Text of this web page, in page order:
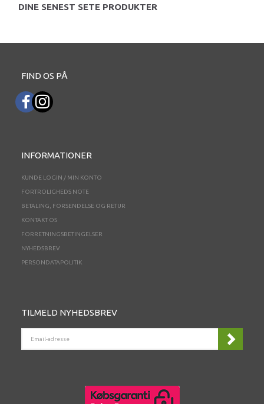
DINE SENEST SETE PRODUKTER
FIND OS PÅ
INFORMATIONER
KUNDE LOGIN / MIN KONTO
FORTROLIGHEDS NOTE
BETALING, FORSENDELSE OG RETUR
KONTAKT OS
FORRETNINGSBETINGELSER
NYHEDSBREV
PERSONDATAPOLITIK
TILMELD NYHEDSBREV
ADRESSE